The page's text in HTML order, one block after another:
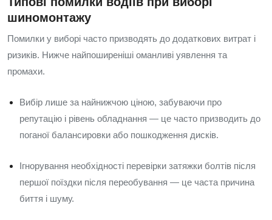
шиномонтажу
Помилки у виборі часто призводять до додаткових витрат і
ризиків. Нижче найпоширеніші оманливі уявлення та
промахи.
Вибір лише за найнижчою ціною, забуваючи про
репутацію і рівень обладнання — це часто призводить до
поганої балансировки або пошкодження дисків.
Ігнорування необхідності перевірки затяжки болтів після
першої поїздки після переобування — це часта причина
биття і шуму.